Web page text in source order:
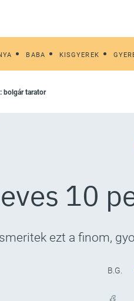
BABA KISGYEREK
bolgár tarator
10
ezt a finom,
B.G.